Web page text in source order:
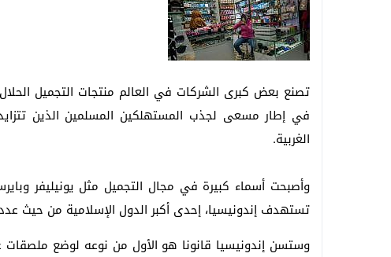
تصنع بعض كبرى الشركات في العالم منتجات التجميل
في إطار مسعى لجذب المستهلكين المسلمين الذين
الغربية.
وأصبحت أسماء كبيرة في مجال التجميل مثل يونيليفر
تستهدف إندونيسيا، إحدى أكبر الدول الإسلامية من حيث
وستسن إندونيسيا قانونا هو الأول من نوعه لوضع ملصقات